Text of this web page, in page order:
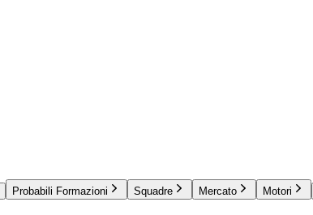
Probabili Formazioni Squadre Mercato Motori